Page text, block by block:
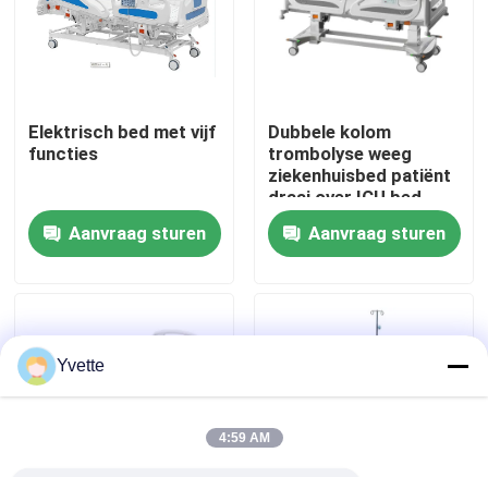
Fabriekstocht
Kwaliteitscontrole
Nieuws
het bed van de het ziekenhuislevering
Elektrisch bed met vijf
functies
Aanvraag sturen
Dubbele kolom
trombolyse weeg
ziekenhuisbed patiënt
draai over ICU bed
Aanvraag sturen
Yvette
4:59 AM